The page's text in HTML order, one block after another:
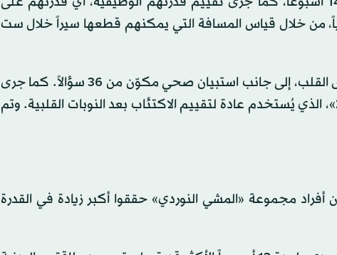
من خلال قياس المسافة التي يمكنهم قطعها سيراً خلال ست
كما طلب الباحثون من المشاركين تعبئة استبيان خاص بأمراض القلب، إلى جانب استبيان صحي مكوّن من 36 سؤالاً. كما جرى
قياس مستويات الاكتئاب باستخدام مقياس «بيك للاكتئاب - 2»، الذي يُستخدم عادة لتقييم الاكتئاب بعد النوبات القلبية. وتم
مجموعة «المشي النوردي» حققوا أكبر زيادة في القدرة